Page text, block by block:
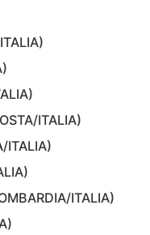
ITALIA)
ITALIA)
ITALIA)